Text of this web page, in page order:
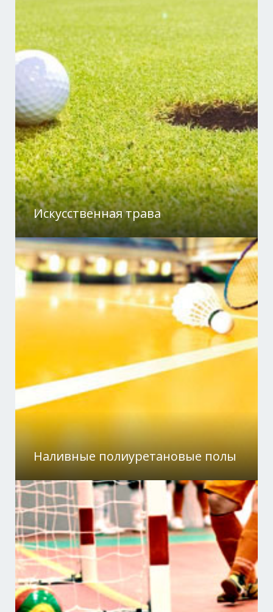
Искусственная трава
Наливные полиуретановые полы